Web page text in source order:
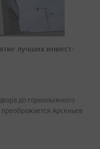
лучших инвест-
до горнолыжного
преображается Арсеньев